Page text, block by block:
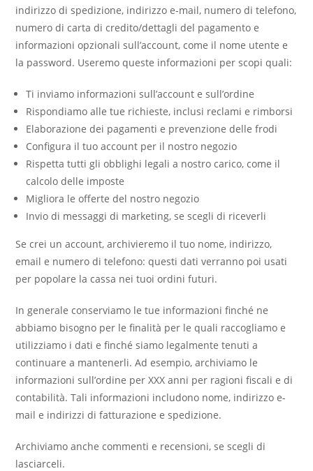
indirizzo di spedizione, indirizzo e-mail, numero di telefono,
numero di carta di credito/dettagli del pagamento e
informazioni opzionali sull’account, come il nome utente e
la password. Useremo queste informazioni per scopi quali:
Ti inviamo informazioni sull’account e sull’ordine
Rispondiamo alle tue richieste, inclusi reclami e rimborsi
Elaborazione dei pagamenti e prevenzione delle frodi
Configura il tuo account per il nostro negozio
Rispetta tutti gli obblighi legali a nostro carico, come il
calcolo delle imposte
Migliora le offerte del nostro negozio
Invio di messaggi di marketing, se scegli di riceverli
Se crei un account, archivieremo il tuo nome, indirizzo,
email e numero di telefono: questi dati verranno poi usati
per popolare la cassa nei tuoi ordini futuri.
In generale conserviamo le tue informazioni finché ne
abbiamo bisogno per le finalità per le quali raccogliamo e
utilizziamo i dati e finché siamo legalmente tenuti a
continuare a mantenerli. Ad esempio, archiviamo le
informazioni sull’ordine per XXX anni per ragioni fiscali e di
contabilità. Tali informazioni includono nome, indirizzo e-
mail e indirizzi di fatturazione e spedizione.
Archiviamo anche commenti e recensioni, se scegli di
lasciarceli.